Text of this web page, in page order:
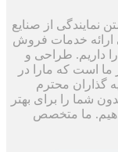
نمایندگی از صنایع
ارائه خدمات فروش
داریم. طراحی و
است که مارا در
گذاران محترم
شما را برای بهتر
ما متخصص